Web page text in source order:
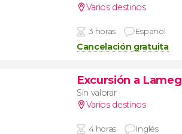
Varios destinos
3 horas Español
Cancelación gratuita
Excursión a
Sin valorar
Varios destinos
4 horas Inglés